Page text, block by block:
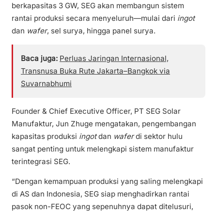
berkapasitas 3 GW, SEG akan membangun sistem
rantai produksi secara menyeluruh—mulai dari ingot
dan wafer, sel surya, hingga panel surya.
Baca juga: Perluas Jaringan Internasional,
Transnusa Buka Rute Jakarta–Bangkok via
Suvarnabhumi
Founder & Chief Executive Officer, PT SEG Solar
Manufaktur, Jun Zhuge mengatakan, pengembangan
kapasitas produksi ingotdan waferdi sektor hulu
sangat penting untuk melengkapi sistem manufaktur
terintegrasi SEG.
“Dengan kemampuan produksi yang saling melengkapi
di AS dan Indonesia, SEG siap menghadirkan rantai
pasok non-FEOC yang sepenuhnya dapat ditelusuri,